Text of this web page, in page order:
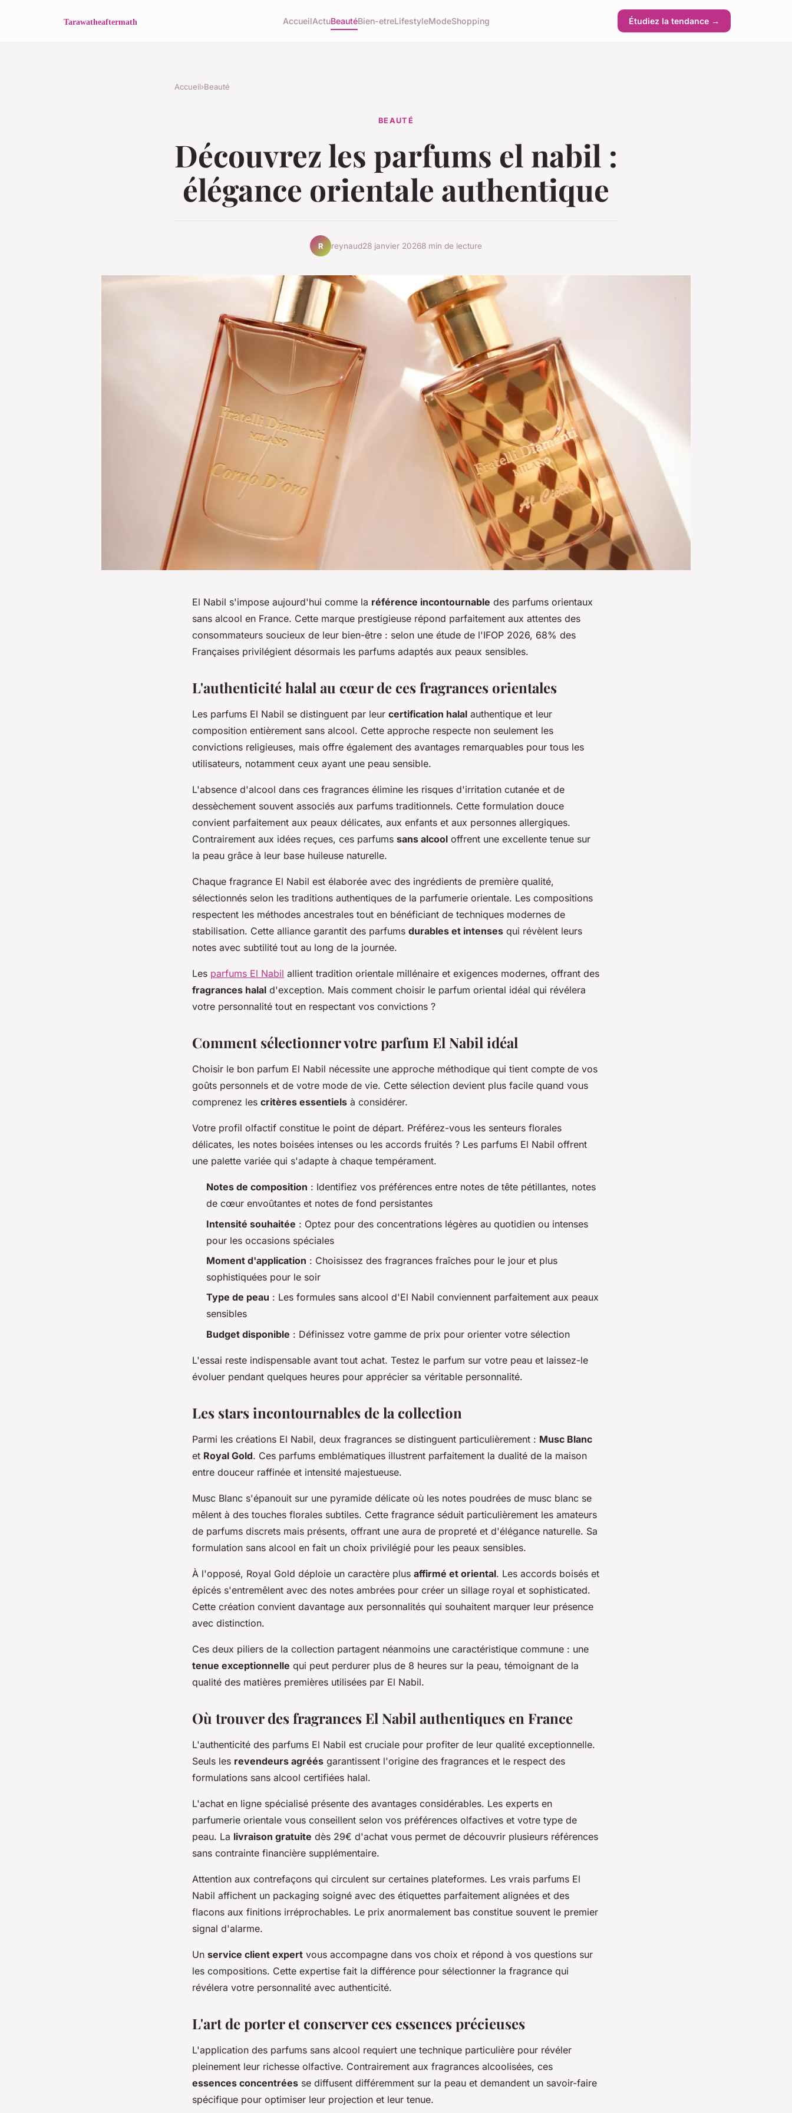
AccueilActuBeautéBien-etreLifestyleModeShopping Étudiez la tendance →
Accueil›Beauté
BEAUTÉ
Découvrez les parfums el nabil :
élégance orientale authentique
R reynaud28 janvier 20268 min de lecture
El Nabil s'impose aujourd'hui comme la référence incontournable des parfums orientaux
sans alcool en France. Cette marque prestigieuse répond parfaitement aux attentes des
consommateurs soucieux de leur bien-être : selon une étude de l'IFOP 2026, 68% des
Françaises privilégient désormais les parfums adaptés aux peaux sensibles.
L'authenticité halal au cœur de ces fragrances orientales
Les parfums El Nabil se distinguent par leur certification halal authentique et leur
composition entièrement sans alcool. Cette approche respecte non seulement les
convictions religieuses, mais offre également des avantages remarquables pour tous les
utilisateurs, notamment ceux ayant une peau sensible.
L'absence d'alcool dans ces fragrances élimine les risques d'irritation cutanée et de
dessèchement souvent associés aux parfums traditionnels. Cette formulation douce
convient parfaitement aux peaux délicates, aux enfants et aux personnes allergiques.
Contrairement aux idées reçues, ces parfums sans alcool offrent une excellente tenue sur
la peau grâce à leur base huileuse naturelle.
Chaque fragrance El Nabil est élaborée avec des ingrédients de première qualité,
sélectionnés selon les traditions authentiques de la parfumerie orientale. Les compositions
respectent les méthodes ancestrales tout en bénéficiant de techniques modernes de
stabilisation. Cette alliance garantit des parfums durables et intenses qui révèlent leurs
notes avec subtilité tout au long de la journée.
Les parfums El Nabil allient tradition orientale millénaire et exigences modernes, offrant des
fragrances halal d'exception. Mais comment choisir le parfum oriental idéal qui révélera
votre personnalité tout en respectant vos convictions ?
Comment sélectionner votre parfum El Nabil idéal
Choisir le bon parfum El Nabil nécessite une approche méthodique qui tient compte de vos
goûts personnels et de votre mode de vie. Cette sélection devient plus facile quand vous
comprenez les critères essentiels à considérer.
Votre profil olfactif constitue le point de départ. Préférez-vous les senteurs florales
délicates, les notes boisées intenses ou les accords fruités ? Les parfums El Nabil offrent
une palette variée qui s'adapte à chaque tempérament.
Notes de composition : Identifiez vos préférences entre notes de tête pétillantes, notes
de cœur envoûtantes et notes de fond persistantes
Intensité souhaitée : Optez pour des concentrations légères au quotidien ou intenses
pour les occasions spéciales
Moment d'application : Choisissez des fragrances fraîches pour le jour et plus
sophistiquées pour le soir
Type de peau : Les formules sans alcool d'El Nabil conviennent parfaitement aux peaux
sensibles
Budget disponible : Définissez votre gamme de prix pour orienter votre sélection
L'essai reste indispensable avant tout achat. Testez le parfum sur votre peau et laissez-le
évoluer pendant quelques heures pour apprécier sa véritable personnalité.
Les stars incontournables de la collection
Parmi les créations El Nabil, deux fragrances se distinguent particulièrement : Musc Blanc
et Royal Gold. Ces parfums emblématiques illustrent parfaitement la dualité de la maison
entre douceur raffinée et intensité majestueuse.
Musc Blanc s'épanouit sur une pyramide délicate où les notes poudrées de musc blanc se
mêlent à des touches florales subtiles. Cette fragrance séduit particulièrement les amateurs
de parfums discrets mais présents, offrant une aura de propreté et d'élégance naturelle. Sa
formulation sans alcool en fait un choix privilégié pour les peaux sensibles.
À l'opposé, Royal Gold déploie un caractère plus affirmé et oriental. Les accords boisés et
épicés s'entremêlent avec des notes ambrées pour créer un sillage royal et sophisticated.
Cette création convient davantage aux personnalités qui souhaitent marquer leur présence
avec distinction.
Ces deux piliers de la collection partagent néanmoins une caractéristique commune : une
tenue exceptionnelle qui peut perdurer plus de 8 heures sur la peau, témoignant de la
qualité des matières premières utilisées par El Nabil.
Où trouver des fragrances El Nabil authentiques en France
L'authenticité des parfums El Nabil est cruciale pour profiter de leur qualité exceptionnelle.
Seuls les revendeurs agréés garantissent l'origine des fragrances et le respect des
formulations sans alcool certifiées halal.
L'achat en ligne spécialisé présente des avantages considérables. Les experts en
parfumerie orientale vous conseillent selon vos préférences olfactives et votre type de
peau. La livraison gratuite dès 29€ d'achat vous permet de découvrir plusieurs références
sans contrainte financière supplémentaire.
Attention aux contrefaçons qui circulent sur certaines plateformes. Les vrais parfums El
Nabil affichent un packaging soigné avec des étiquettes parfaitement alignées et des
flacons aux finitions irréprochables. Le prix anormalement bas constitue souvent le premier
signal d'alarme.
Un service client expert vous accompagne dans vos choix et répond à vos questions sur
les compositions. Cette expertise fait la différence pour sélectionner la fragrance qui
révélera votre personnalité avec authenticité.
L'art de porter et conserver ces essences précieuses
L'application des parfums sans alcool requiert une technique particulière pour révéler
pleinement leur richesse olfactive. Contrairement aux fragrances alcoolisées, ces
essences concentrées se diffusent différemment sur la peau et demandent un savoir-faire
spécifique pour optimiser leur projection et leur tenue.